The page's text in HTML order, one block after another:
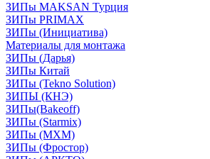
ЗИПы MAKSAN Турция
ЗИПы PRIMAX
ЗИПы (Инициатива)
Материалы для монтажа
ЗИПы (Дарья)
ЗИПы Китай
ЗИПы (Tekno Solution)
ЗИПЫ (КНЭ)
ЗИПы(Bakeoff)
ЗИПы (Starmix)
ЗИПы (МХМ)
ЗИПы (Фростор)